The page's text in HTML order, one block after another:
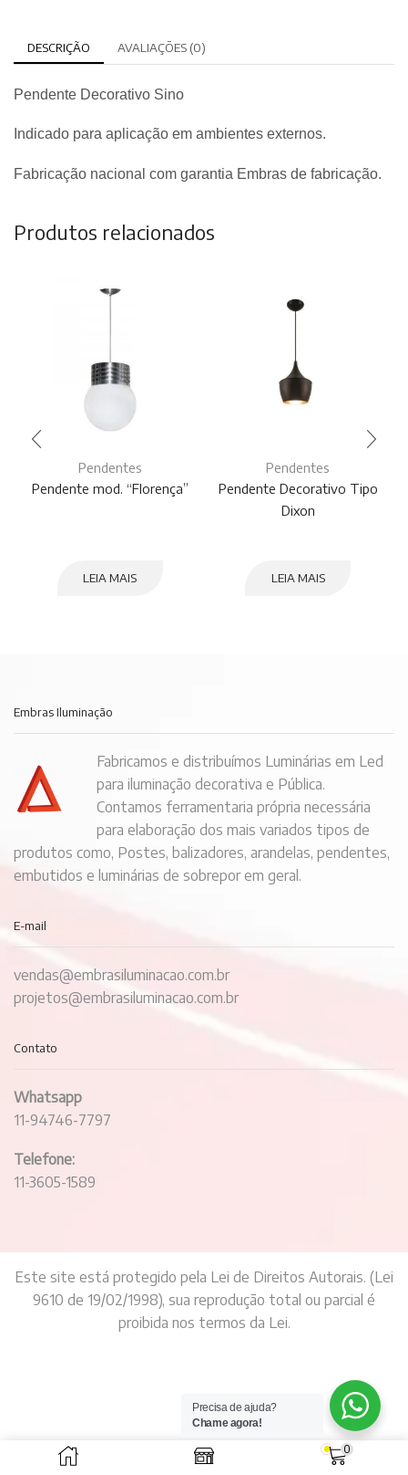
DESCRIÇÃO AVALIAÇÕES (0)
Pendente Decorativo Sino
Indicado para aplicação em ambientes externos.
Fabricação nacional com garantia Embras de fabricação.
Produtos relacionados
Pendentes
Pendente mod. “Florença”
LEIA MAIS
Pendentes
Pendente Decorativo Tipo
Dixon
LEIA MAIS
Embras Iluminação
Fabricamos e distribuímos Luminárias em Led
para iluminação decorativa e Pública.
Contamos ferramentaria própria necessária
para elaboração dos mais variados tipos de
produtos como, Postes, balizadores, arandelas, pendentes,
embutidos e luminárias de sobrepor em geral.
E-mail
vendas@embrasiluminacao.com.br
projetos@embrasiluminacao.com.br
Contato
Whatsapp
11-94746-7797
Telefone:
11-3605-1589
Este site está protegido pela Lei de Direitos Autorais. (Lei
9610 de 19/02/1998), sua reprodução total ou parcial é
proibida nos termos da Lei.
0
Precisa de ajuda?
Chame agora!
BannerText_Seraphinite Accelerator